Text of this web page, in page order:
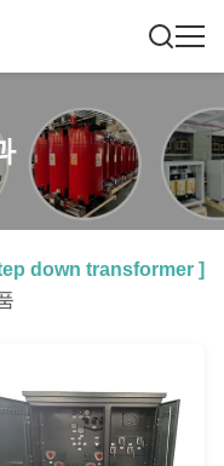
down transformer]